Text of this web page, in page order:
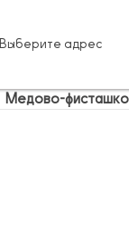
Выберите адрес
Медово-